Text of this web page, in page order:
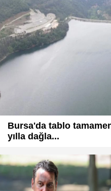
Bursa'da tablo
yılla dağla...